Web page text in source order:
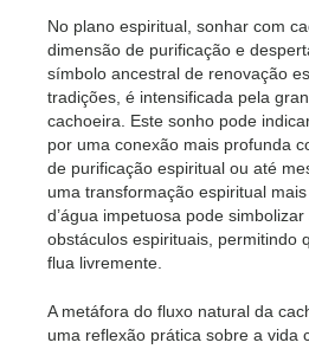
No plano espiritual, sonhar com
dimensão de purificação e
símbolo ancestral de renovação
tradições, é intensificada pela
cachoeira. Este sonho pode
por uma conexão mais profunda
de purificação espiritual ou até
uma transformação espiritual
d’água impetuosa pode
obstáculos espirituais, permitindo
flua livremente.
A metáfora do fluxo natural da
uma reflexão prática sobre a vida